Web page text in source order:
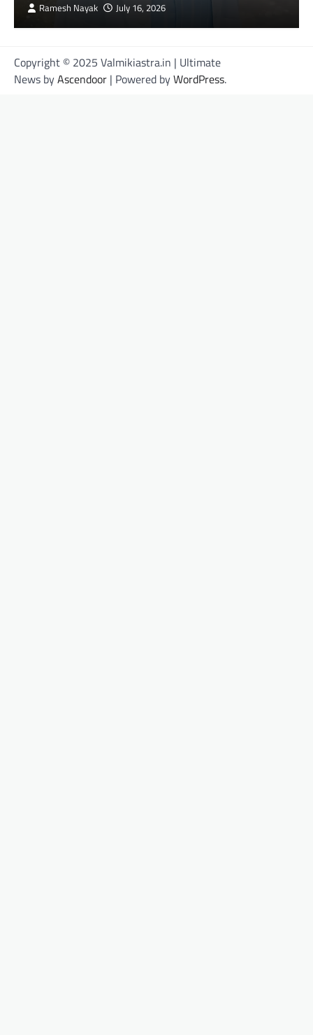
Ramesh Nayak July 16, 2026
Copyright © 2025 Valmikiastra.in | Ultimate
News byAscendoor | Powered byWordPress.